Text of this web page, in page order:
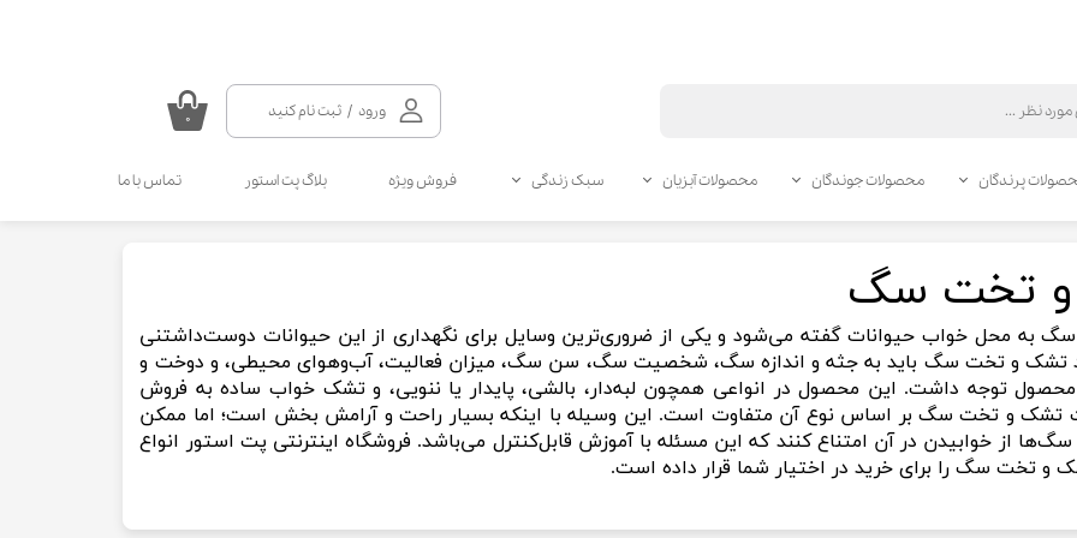
ورود / ثبت نام کنید
حساب کاربری من
تغییر گذر واژه
۰
گربه
گربه
و نقل گربه
گربه
شامپو و لوازم حمام گربه
سلامت دندان گربه
دستمال مرطوب گربه
برس، پرزگیر و ماساژور گربه
انواع قطره گربه
سگ
و نقل سگ
سگ
غذا سگ
توله سگ
سگ
سگ
سگ
زیرانداز بهداشتی سگ
دستمال مرطوب سگ
ناخن گیر سگ
سلامت دندان سگ
انواع اسپری سگ
کرم دست و پای سگ
پرندگان
پرندگان
پرندگان
محصولات جوندگان
هندی
جوندگان
غذای جوندگان
جوندگان
محصولات آبزیان
و تجهیزات آکواریوم
آکواریوم
آب آکواریوم
سبک زندگی فروش ویژه بلاگ پت استور تماس با ما
تخت سگ
به محل خواب حیوانات گفته می‌شود و یکی از ضروری‌ترین وسایل برای نگهداری از این حیوانات دوست‌داشتنی
تشک و تخت سگ باید به جثه و اندازه سگ، شخصیت سگ، سن سگ، میزان فعالیت، آب‌وهوای محیطی، و دوخت و
توجه داشت. این محصول در انواعی همچون لبه‌دار، بالشی، پایدار یا ننویی، و تشک خواب ساده به فروش
تشک و تخت سگ بر اساس نوع آن متفاوت است. این وسیله با اینکه بسیار راحت و آرامش بخش است؛ اما ممکن
از خوابیدن در آن امتناع کنند که این مسئله با آموزش قابل‌کنترل می‌باشد. فروشگاه اینترنتی پت استور انواع
و تخت سگ را برای خرید در اختیار شما قرار داده است.